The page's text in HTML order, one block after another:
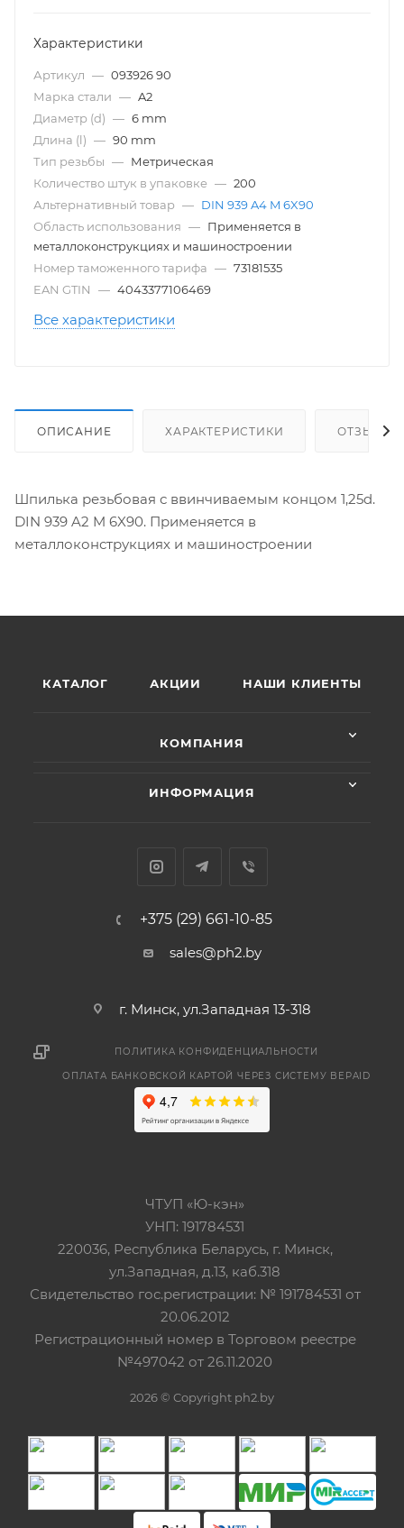
Характеристики
Артикул — 093926 90
Марка стали — A2
Диаметр (d) — 6 mm
Длина (l) — 90 mm
Тип резьбы — Метрическая
Количество штук в упаковке — 200
Альтернативный товар — DIN 939 A4 M 6X90
Область использования — Применяется в
металлоконструкциях и машиностроении
Номер таможенного тарифа — 73181535
EAN GTIN
— 4043377106469
Все характеристики
ОПИСАНИЕ ХАРАКТЕРИСТИКИ ОТЗЫВЫ
Шпилька резьбовая с ввинчиваемым концом 1,25d.
DIN 939 A2 M 6X90. Применяется в
металлоконструкциях и машиностроении
КАТАЛОГ АКЦИИ НАШИ КЛИЕНТЫ
КОМПАНИЯ
ИНФОРМАЦИЯ
+375 (29) 661-10-85
sales@ph2.by
г. Минск, ул.Западная 13-318
ПОЛИТИКА КОНФИДЕНЦИАЛЬНОСТИ
ОПЛАТА БАНКОВСКОЙ КАРТОЙ ЧЕРЕЗ СИСТЕМУ BEPAID
ЧТУП «Ю-кэн»
УНП: 191784531
220036, Республика Беларусь, г. Минск,
ул.Западная, д.13, каб.318
Свидетельство гос.регистрации: № 191784531 от
20.06.2012
Регистрационный номер в Торговом реестре
№497042 от 26.11.2020
2026 © Copyright ph2.by